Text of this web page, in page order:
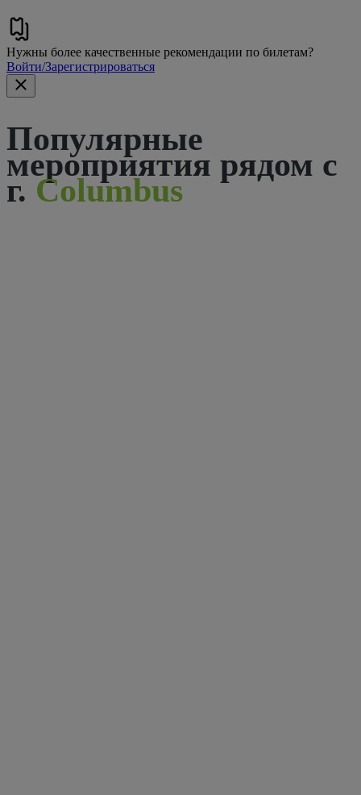
Нужны более качественные рекомендации по билетам?
Войти/Зарегистрироваться
Популярные
мероприятия рядом с
г. Columbus